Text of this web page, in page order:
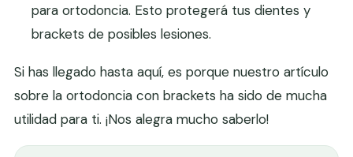
para ortodoncia. Esto protegerá tus dientes y
brackets de posibles lesiones.
Si has llegado hasta aquí, es porque nuestro artículo
sobre la ortodoncia con brackets ha sido de mucha
utilidad para ti. ¡Nos alegra mucho saberlo!